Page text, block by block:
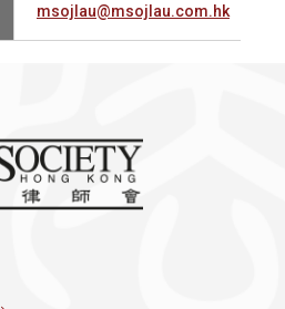
msojlau@msojlau.com.hk